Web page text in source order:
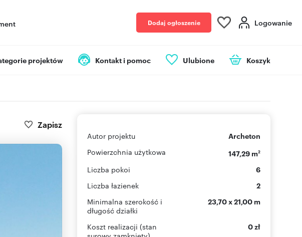
Dodaj ogłoszenie Logowanie
projektów Kontakt i pomoc Ulubione Koszyk
Zapisz
Autor projektu Archeton
Powierzchnia użytkowa 147,29 m2
Liczba pokoi 6
Liczba łazienek 2
Minimalna szerokość i
długość działki
23,70 x 21,00 m
Koszt realizacji (stan
0 zł